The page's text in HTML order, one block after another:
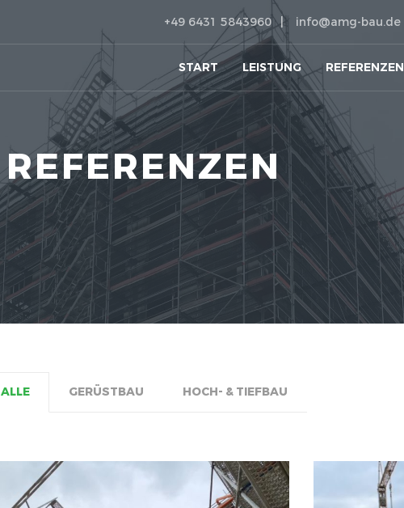
START LEISTUNG REFERENZEN
+49 6431 5843960 info@amg-bau.de
REFERENZEN
ALLE GERÜSTBAU HOCH- & TIEFBAU